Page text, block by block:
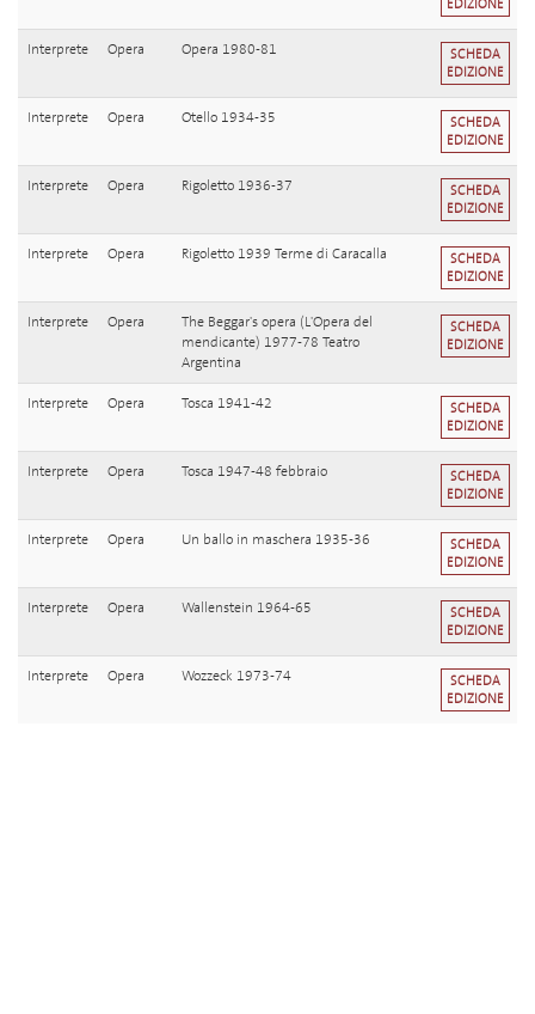
EDIZIONE
Interprete Opera Opera 1980-81
SCHEDA
EDIZIONE
Interprete Opera Otello 1934-35
SCHEDA
EDIZIONE
Interprete Opera Rigoletto 1936-37
SCHEDA
EDIZIONE
Interprete Opera Rigoletto 1939 Terme di Caracalla
SCHEDA
EDIZIONE
Interprete Opera
The Beggar's opera (L'Opera del
mendicante) 1977-78 Teatro
Argentina
SCHEDA
EDIZIONE
Interprete Opera Tosca 1941-42
SCHEDA
EDIZIONE
Interprete Opera Tosca 1947-48 febbraio
SCHEDA
EDIZIONE
Interprete Opera Un ballo in maschera 1935-36
SCHEDA
EDIZIONE
Interprete Opera Wallenstein 1964-65
SCHEDA
EDIZIONE
Interprete Opera Wozzeck 1973-74
SCHEDA
EDIZIONE